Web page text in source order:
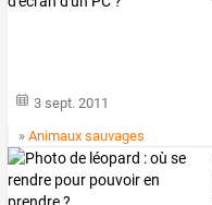
3 sept. 2011
»Animaux sauvages